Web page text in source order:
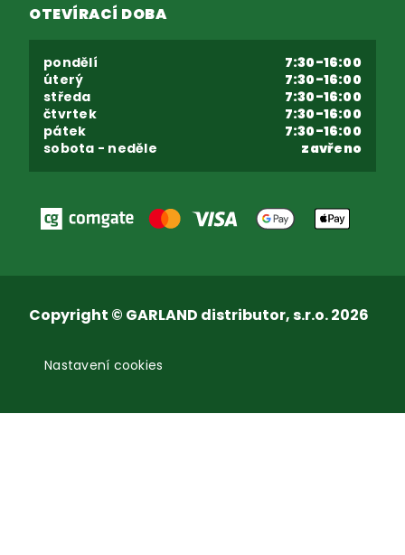
OTEVÍRACÍ DOBA
pondělí
7:30-16:00
úterý
7:30-16:00
středa
7:30-16:00
čtvrtek
7:30-16:00
pátek
7:30-16:00
sobota - neděle
zavřeno
Copyright © GARLAND distributor, s.r.o. 2026
Nastavení cookies